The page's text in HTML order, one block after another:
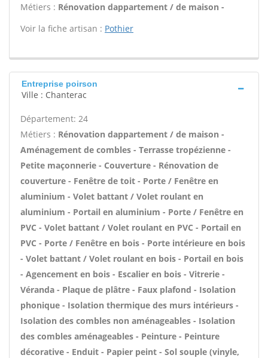
Métiers : Rénovation dappartement / de maison -
Voir la fiche artisan : Pothier
Entreprise poirson
Ville : Chanterac
Département: 24
Métiers : Rénovation dappartement / de maison -
Aménagement de combles - Terrasse tropézienne -
Petite maçonnerie - Couverture - Rénovation de
couverture - Fenêtre de toit - Porte / Fenêtre en
aluminium - Volet battant / Volet roulant en
aluminium - Portail en aluminium - Porte / Fenêtre en
PVC - Volet battant / Volet roulant en PVC - Portail en
PVC - Porte / Fenêtre en bois - Porte intérieure en bois
- Volet battant / Volet roulant en bois - Portail en bois
- Agencement en bois - Escalier en bois - Vitrerie -
Véranda - Plaque de plâtre - Faux plafond - Isolation
phonique - Isolation thermique des murs intérieurs -
Isolation des combles non aménageables - Isolation
des combles aménageables - Peinture - Peinture
décorative - Enduit - Papier peint - Sol souple (vinyle,